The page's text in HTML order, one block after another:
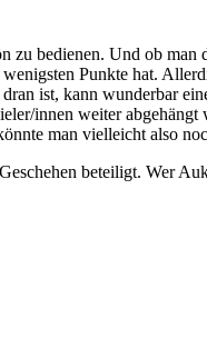
zu bedienen. Und ob
Punkte hat.
ist, kann wunderbar
innen weiter
man vielleicht also
beteiligt. Wer